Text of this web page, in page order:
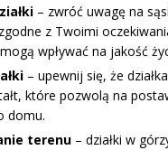
– zwróć uwagę na
z Twoimi
wpływać na jakość
– upewnij się, że
które pozwolą na
domu.
terenu – działki w